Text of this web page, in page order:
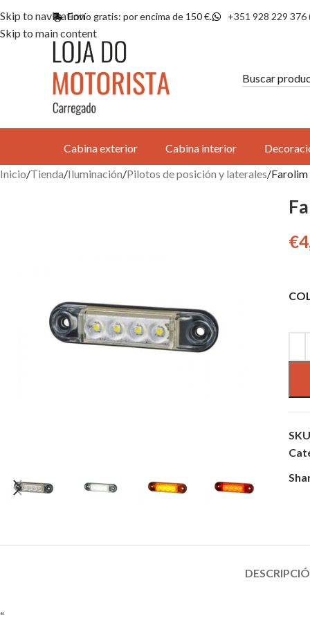
Skip to navigation
Skip to main content
Envío gratis: por encima de 150 €. +351 928 229 376
Cabina exterior Cabina interior
Inicio Tienda Iluminación Pilotos de posición y laterales
€
“